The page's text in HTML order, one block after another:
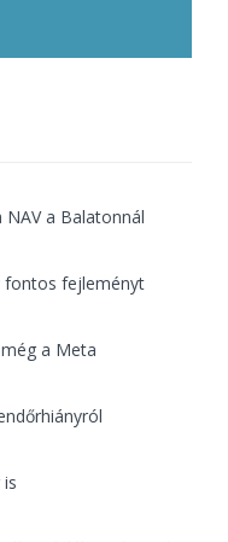
a Balatonnál
fontos fejleményt
a Meta